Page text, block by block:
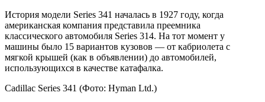
История модели Series 341 началась в 1927 году, когда
американская компания представила преемника
классического автомобиля Series 314. На тот момент у
машины было 15 вариантов кузовов — от кабриолета с
мягкой крышей (как в объявлении) до автомобилей,
использующихся в качестве катафалка.
Cadillac Series 341 (Фото: Hyman Ltd.)